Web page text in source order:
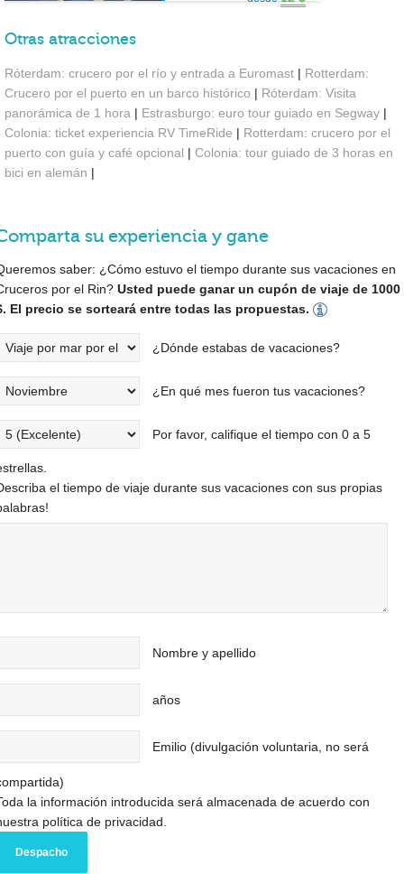
Otras atracciones
Róterdam: crucero por el río y entrada a Euromast | Rotterdam:
Crucero por el puerto en un barco histórico | Róterdam: Visita
panorámica de 1 hora | Estrasburgo: euro tour guiado en Segway |
Colonia: ticket experiencia RV TimeRide | Rotterdam: crucero por el
puerto con guía y café opcional | Colonia: tour guiado de 3 horas en
bici en alemán |
su experiencia y gane
saber: ¿Cómo estuvo el tiempo durante sus vacaciones en
por el Rin? Usted puede ganar un cupón de viaje de 1000
El precio se sorteará entre todas las propuestas.
¿Dónde estabas de vacaciones?
¿En qué mes fueron tus vacaciones?
Por favor, califique el tiempo con 0 a 5
el tiempo de viaje durante sus vacaciones con sus propias
Nombre y apellido
años
Emilio (divulgación voluntaria, no será
la información introducida será almacenada de acuerdo con
política de privacidad.